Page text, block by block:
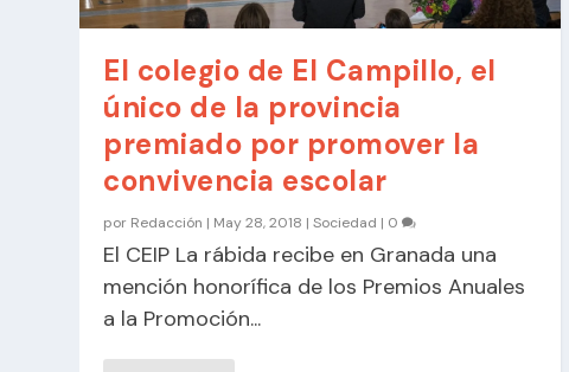
El colegio de El Campillo, el
único de la provincia
premiado por promover la
convivencia escolar
por Redacción | May 28, 2018 |Sociedad | 0
El CEIP La rábida recibe en Granada una
mención honorífica de los Premios Anuales
a la Promoción...